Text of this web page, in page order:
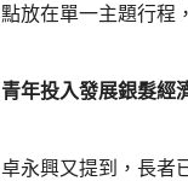
點放在單一主題行程
青年投入發展銀髮
卓永興又提到，長者